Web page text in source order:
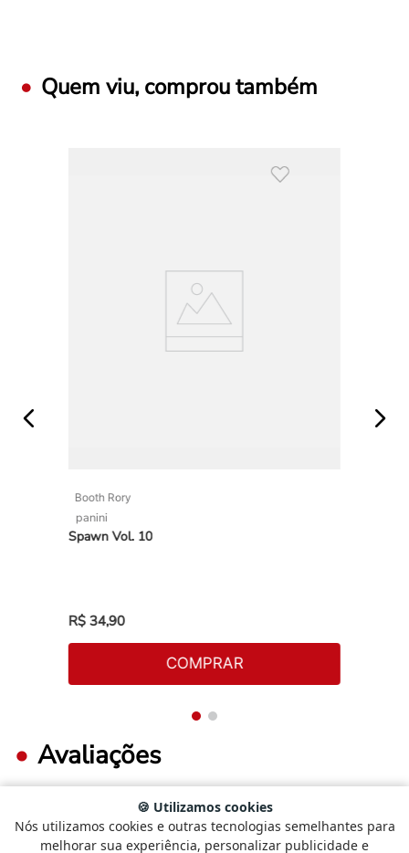
Quem viu, comprou também
Booth Rory
panini
Spawn Vol. 10
R$ 34,90
COMPRAR
Avaliações
FAÇA LOGIN PARA ESCREVER UMA AVALIAÇÃO.
🍪 Utilizamos cookies
Nós utilizamos cookies e outras tecnologias semelhantes para
melhorar sua experiência, personalizar publicidade e
Como está sendo sua experiência?
Selecione